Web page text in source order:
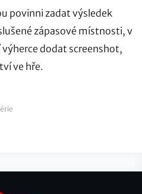
povinni zadat výsledek
zápasové místnosti, v
dodat screenshot,
ve hře.